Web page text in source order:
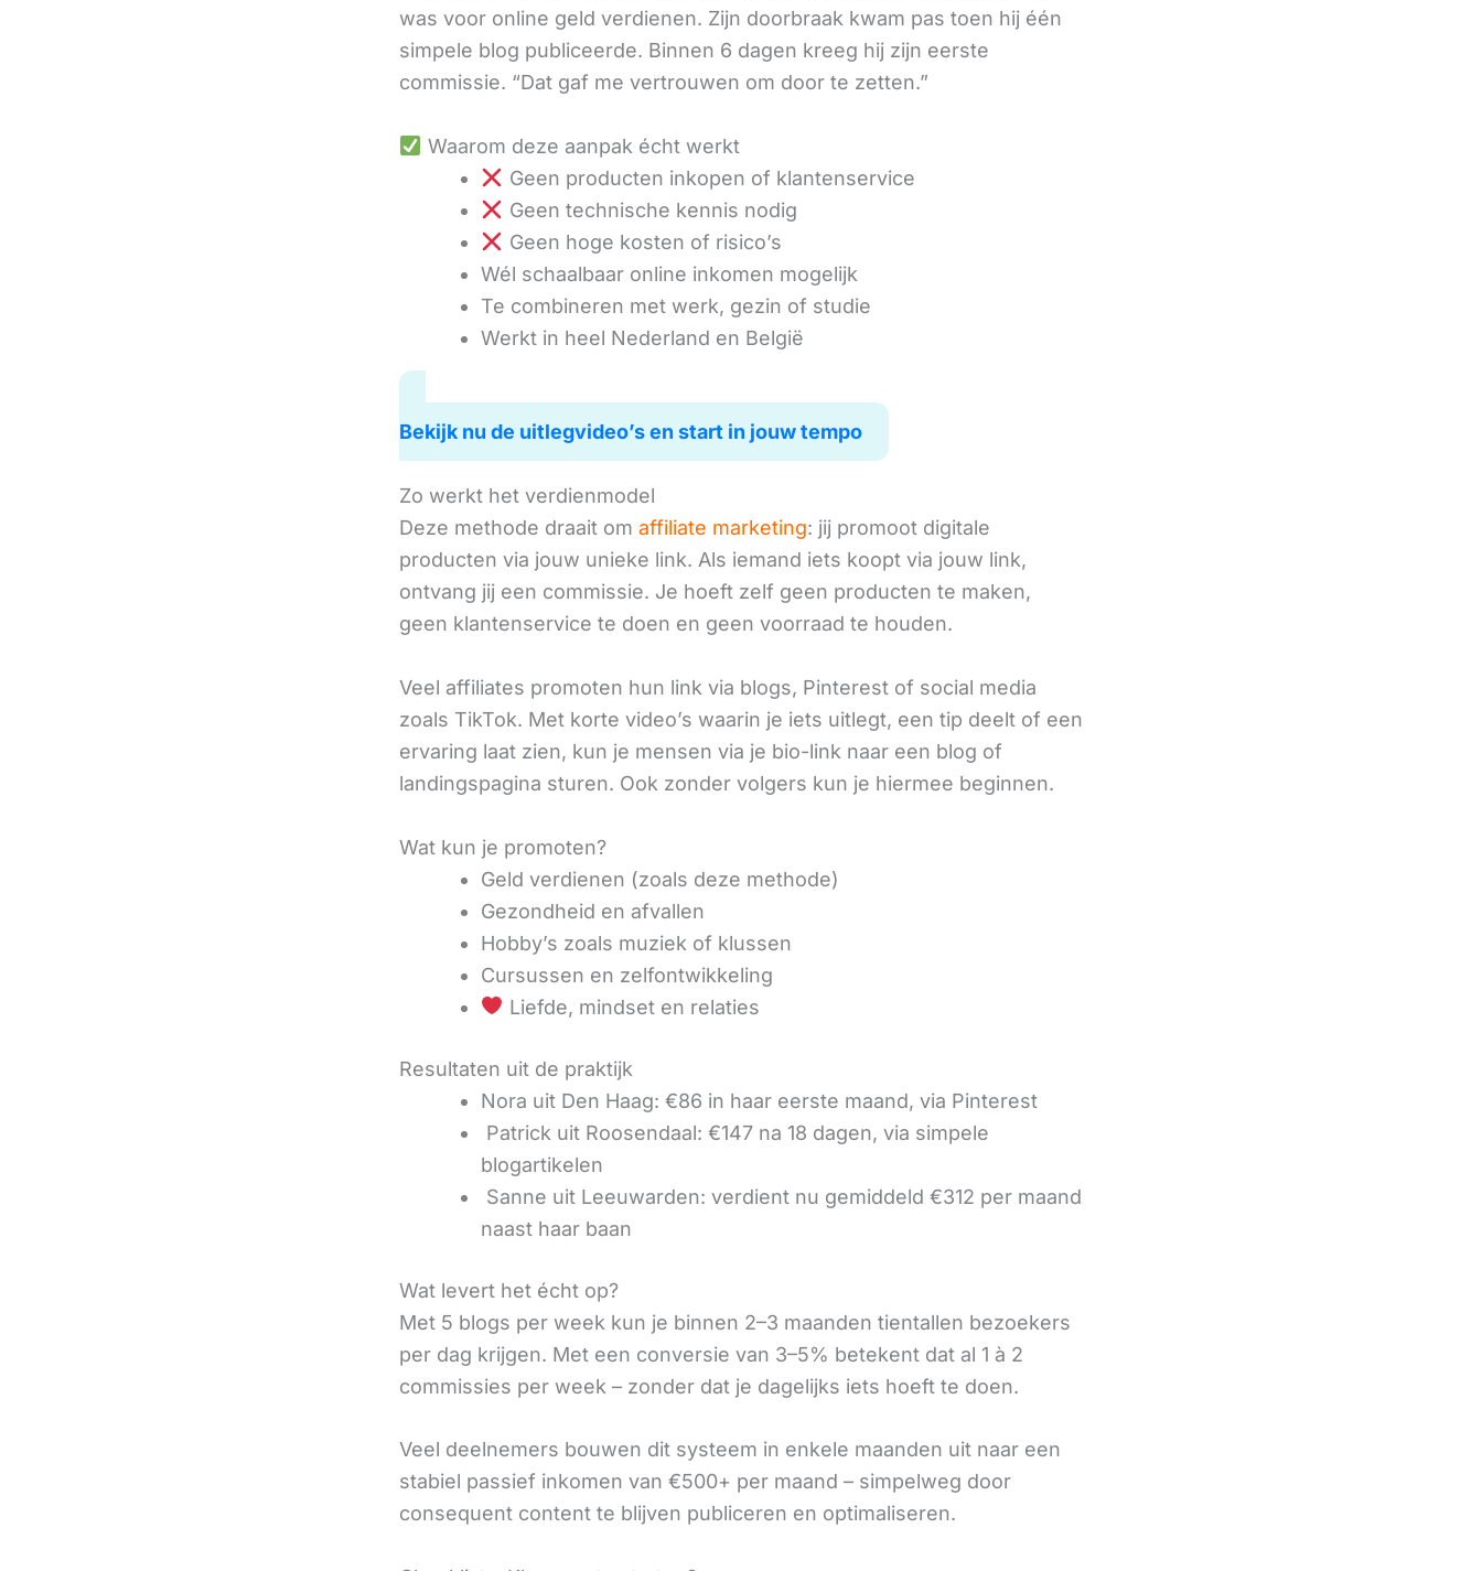
was voor online geld verdienen. Zijn doorbraak kwam pas toen hij één
simpele blog publiceerde. Binnen 6 dagen kreeg hij zijn eerste
commissie. “Dat gaf me vertrouwen om door te zetten.”
Waarom deze aanpak écht werkt
Geen producten inkopen of klantenservice
Geen technische kennis nodig
Geen hoge kosten of risico’s
Wél schaalbaar online inkomen mogelijk
Te combineren met werk, gezin of studie
Werkt in heel Nederland en België
Bekijk nu de uitlegvideo’s en start in jouw tempo
Zo werkt het verdienmodel
Deze methode draait om affiliate marketing: jij promoot digitale
producten via jouw unieke link. Als iemand iets koopt via jouw link,
ontvang jij een commissie. Je hoeft zelf geen producten te maken,
geen klantenservice te doen en geen voorraad te houden.
Veel affiliates promoten hun link via blogs, Pinterest of social media
zoals TikTok. Met korte video’s waarin je iets uitlegt, een tip deelt of een
ervaring laat zien, kun je mensen via je bio-link naar een blog of
landingspagina sturen. Ook zonder volgers kun je hiermee beginnen.
Wat kun je promoten?
Geld verdienen (zoals deze methode)
Gezondheid en afvallen
Hobby’s zoals muziek of klussen
Cursussen en zelfontwikkeling
Liefde, mindset en relaties
Resultaten uit de praktijk
Nora uit Den Haag: €86 in haar eerste maand, via Pinterest
‍ Patrick uit Roosendaal: €147 na 18 dagen, via simpele
blogartikelen
‍ Sanne uit Leeuwarden: verdient nu gemiddeld €312 per maand
naast haar baan
Wat levert het écht op?
Met 5 blogs per week kun je binnen 2–3 maanden tientallen bezoekers
per dag krijgen. Met een conversie van 3–5% betekent dat al 1 à 2
commissies per week – zonder dat je dagelijks iets hoeft te doen.
Veel deelnemers bouwen dit systeem in enkele maanden uit naar een
stabiel passief inkomen van €500+ per maand – simpelweg door
consequent content te blijven publiceren en optimaliseren.